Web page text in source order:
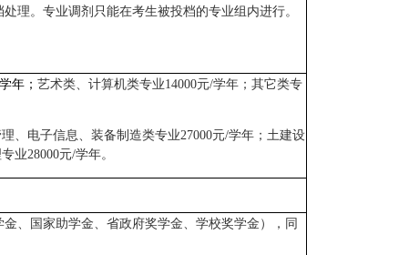
理。专业调剂只能在考生被投档的专业组内进行。
年； 艺术类、计算机类专业14000元/学年；其它类专
、电子信息、装备制造类专业27000元/学年；土建设
业28000元/学年。
、国家助学金、省政府奖学金、学校奖学金），同